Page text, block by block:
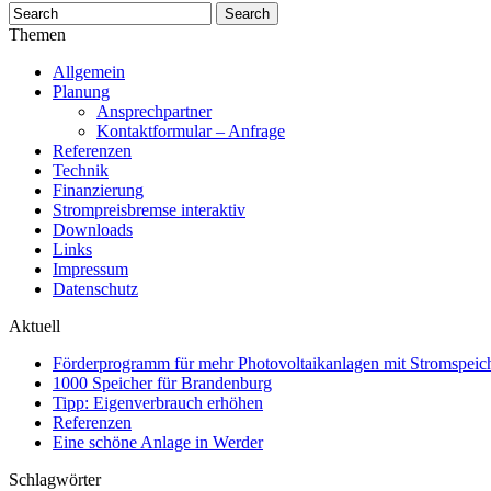
Themen
Allgemein
Planung
Ansprechpartner
Kontaktformular – Anfrage
Referenzen
Technik
Finanzierung
Strompreisbremse interaktiv
Downloads
Links
Impressum
Datenschutz
Aktuell
Förderprogramm für mehr Photovoltaikanlagen mit
1000 Speicher für Brandenburg
Tipp: Eigenverbrauch erhöhen
Referenzen
Eine schöne Anlage in Werder
Schlagwörter